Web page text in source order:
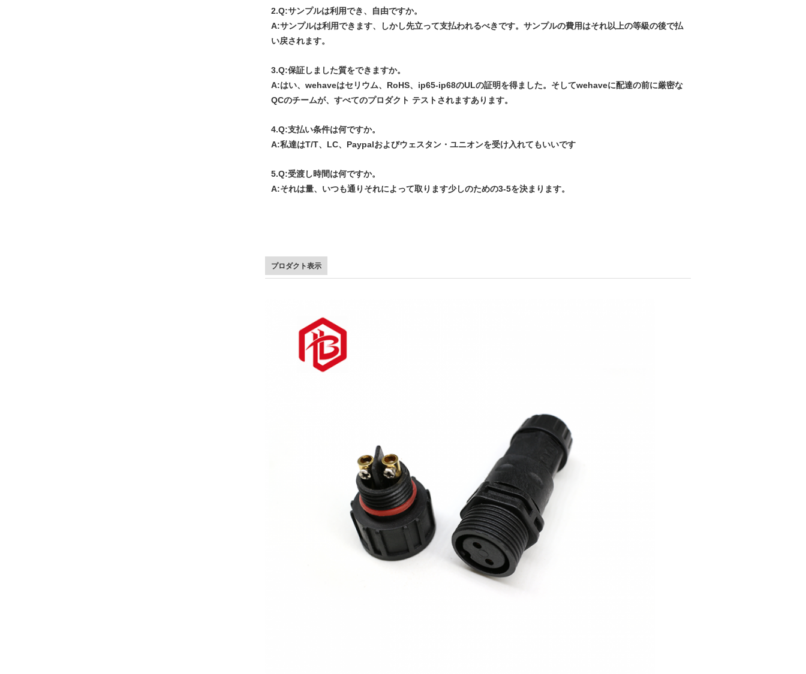
2.Q:サンプルは利用でき、自由ですか。
A:サンプルは利用できます、しかし先立って支払われるべきです。サンプルの費用はそれ以上の等級の後で払
い戻されます。
3.Q:保証しました質をできますか。
A:はい、wehaveはセリウム、RoHS、ip65-ip68のULの証明を得ました。そしてwehaveに配達の前に厳密な
QCのチームが、すべてのプロダクト テストされますあります。
4.Q:支払い条件は何ですか。
A:私達はT/T、LC、Paypalおよびウェスタン・ユニオンを受け入れてもいいです
5.Q:受渡し時間は何ですか。
A:それは量、いつも通りそれによって取ります少しのための3-5を決まります。
プロダクト表示